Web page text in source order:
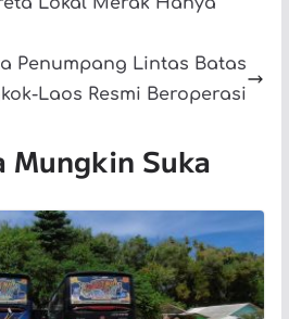
Penumpang Lintas Batas
Laos Resmi Beroperasi
Mungkin Suka